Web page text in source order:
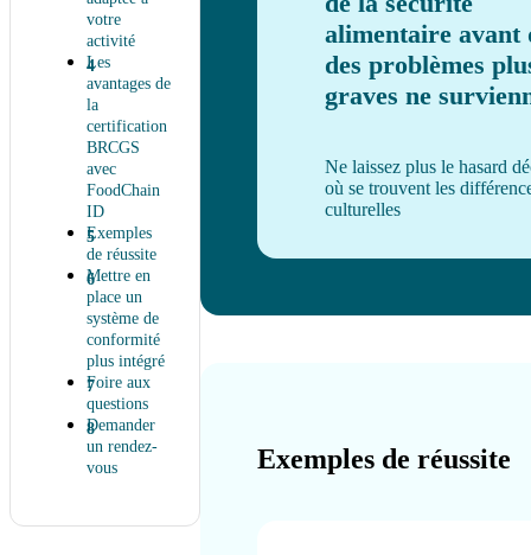
votre
activité
Les
avantages de
la
certification
BRCGS
avec
FoodChain
ID
Exemples
de réussite
Mettre en
place un
système de
conformité
plus intégré
Foire aux
questions
Demander
un rendez-
vous
alimentaire avant
des problèmes
graves ne
Ne laissez plus le hasard
où se trouvent les
culturelles
Exemples de réussite